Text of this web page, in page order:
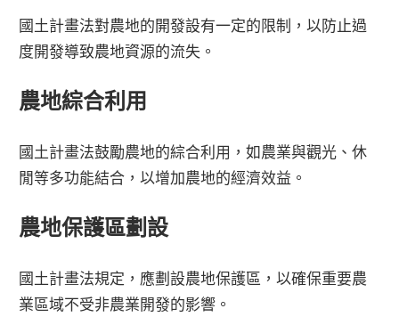
國土計畫法對農地的開發設有一定的限制，以防止過
度開發導致農地資源的流失。
農地綜合利用
國土計畫法鼓勵農地的綜合利用，如農業與觀光、休
閒等多功能結合，以增加農地的經濟效益。
農地保護區劃設
國土計畫法規定，應劃設農地保護區，以確保重要農
業區域不受非農業開發的影響。